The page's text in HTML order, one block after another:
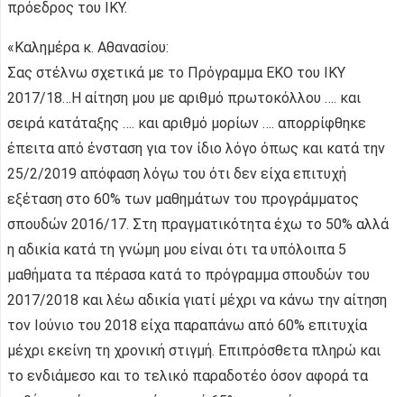
πρόεδρος του ΙΚΥ.
«Καλημέρα κ. Αθανασίου:
Σας στέλνω σχετικά με το Πρόγραμμα ΕΚΟ του ΙΚΥ
2017/18…Η αίτηση μου με αριθμό πρωτοκόλλου …. και
σειρά κατάταξης …. και αριθμό μορίων …. απορρίφθηκε
έπειτα από ένσταση για τον ίδιο λόγο όπως και κατά την
25/2/2019 απόφαση λόγω του ότι δεν είχα επιτυχή
εξέταση στο 60% των μαθημάτων του προγράμματος
σπουδών 2016/17. Στη πραγματικότητα έχω το 50% αλλά
η αδικία κατά τη γνώμη μου είναι ότι τα υπόλοιπα 5
μαθήματα τα πέρασα κατά το πρόγραμμα σπουδών του
2017/2018 και λέω αδικία γιατί μέχρι να κάνω την αίτηση
τον Ιούνιο του 2018 είχα παραπάνω από 60% επιτυχία
μέχρι εκείνη τη χρονική στιγμή. Επιπρόσθετα πληρώ και
το ενδιάμεσο και το τελικό παραδοτέο όσον αφορά τα